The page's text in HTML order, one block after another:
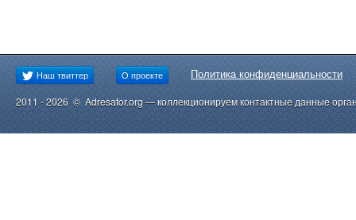
Наш твиттер О проекте Политика конфиденциальности
2011 - 2026 © Adresator.org — коллекционируем контактные данные